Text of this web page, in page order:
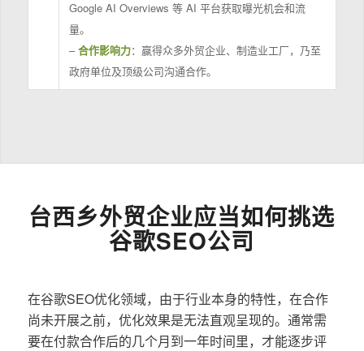
Google AI Overviews 等 AI 平台获取曝光机会和流
量。
–合作影响力：赢得众多外贸企业、制造业工厂，乃至
政府单位及顶级公司沟通合作。
台西乡外贸企业应当如何挑选
谷歌SEO公司
在谷歌SEO优化领域，由于行业本身的特性，在合作
尚未开展之前，优化效果是无法直观呈现的。通常需
要在付款合作后的几个月到一年时间里，才能逐步评